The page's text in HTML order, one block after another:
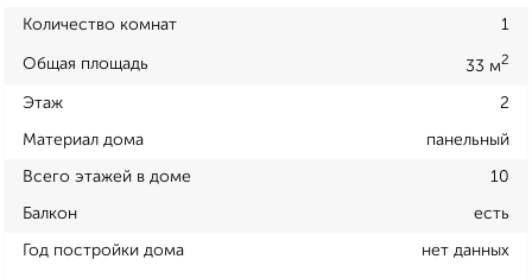
Количество комнат 1
Общая площадь 33 м2
Этаж 2
Материал дома панельный
Всего этажей в доме 10
Балкон есть
Год постройки дома нет данных